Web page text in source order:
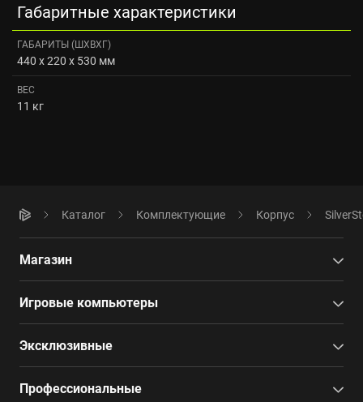
Габаритные характеристики
ГАБАРИТЫ (ШХВХГ)
440 x 220 x 530 мм
ВЕС
11 кг
Каталог Комплектующие Корпус
Магазин
Игровые компьютеры
Эксклюзивные
Профессиональные